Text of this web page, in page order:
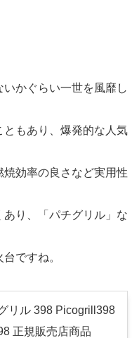
かぐらい一世を風靡し
もあり、爆発的な人気
効率の良さなど実用性
り、「パチグリル」な
ですね。
リル 398 Picogrill398
正規販売店商品